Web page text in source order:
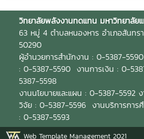
อบรม- พัฒนากำลังคนให้มีทักษะตรงตาม
สถานประกอบการและตลาดแรงงาน คว
ถึงความมุ่งมั่นของวิทยาลัยพลังงานทดแท
ในการบูรณาการความร่วมมือกับหน่วยงา
พัฒนากำลังคนที่มีศักยภาพ มีทักษะด้าน
และพร้อมรองรับการเปลี่ยนแปลงของภา
พลังงานและเทคโนโลยีในอนาคตวิทยาลัย
มหาวิทยาลัยแม่โจ้ ยังคงเดินหน้าสร้างเค
ทุกภาคส่วน เพื่อยกระดับการศึกษา การ
การผลิตบัณฑิตคุณภาพ ตอบโจทย์การพัฒ
ยั่งยืน
รองคณบดีฝ่ายบริหาร, ผู้ช่วยศาสตราจาร
กุล รองคณบดีฝ่ายวิจัยและบริการวิชากา
และนักศึกษาระดับบัณฑิตศึกษา เข้าร่วมกิ
และการรายงานความก้าวหน้าความร่วมมื
มหาวิทยาลัยแม่โจ้และเครือข่ายสถาบันกา
บาง สาธารณรัฐประชาธิปไตยประชาชนล
ขึ้นเพื่อเป็นเวทีในการแลกเปลี่ยนองค์คว
ดำเนินงานภายใต้บันทึกข้อตกลงความร่ว
กำหนดแนวทางการพัฒนาความร่วมมือด้า
และการบริการวิชาการระหว่างประเทศไทย
วิทยาลัยพลังงานทดแทน มหาวิทยาลัย
63 หมู่ 4 ตำบลหนองหาร อำเภอสันทร
50290
ผู้อำนวยการสำนักงาน : 0-5387-
: 0-5387-5590 งานการเงิน : 0-
5387-5598
งานนโยบายและแผน : 0-5387-5592 ง
วิจัย : 0-5387-5596 งานบริการการ
: 0-5387-5593
Web Template Management 2021